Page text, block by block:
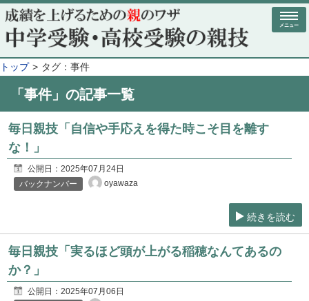
メニュー
トップ タグ：事件
「事件」の記事一覧
毎日親技「自信や手応えを得た時こそ目を離す
な！」
公開日： 2025年07月24日
バックナンバー
oyawaza
続きを読む
毎日親技「実るほど頭が上がる稲穂なんてあるの
か？」
公開日： 2025年07月06日